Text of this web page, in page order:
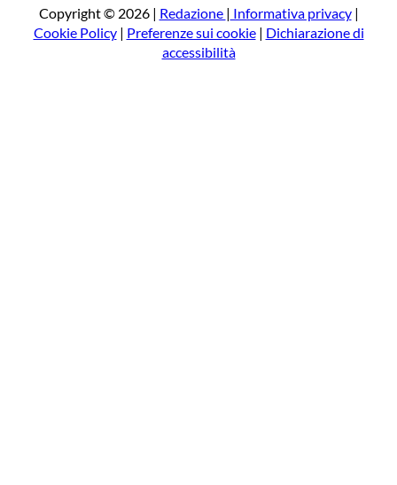
a
Copyright © 2026 | Redazione | Informativa privacy|
Cookie Policy| Preferenze sui cookie| Dichiarazione di
accessibilità